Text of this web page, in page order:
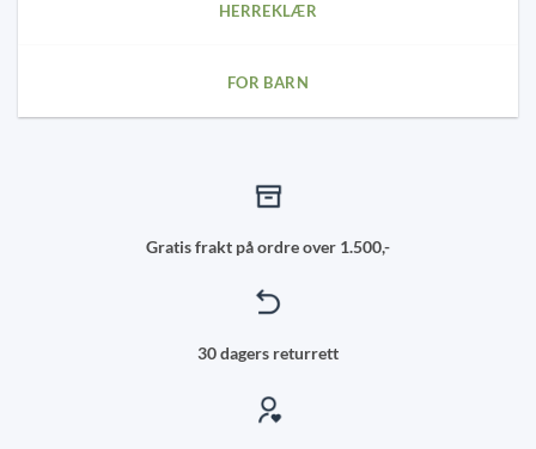
HERREKLÆR
FOR BARN
Gratis frakt på ordre over 1.500,-
30 dagers returrett